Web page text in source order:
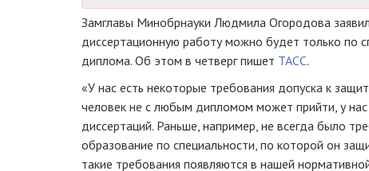
Замглавы Минобрнауки Людмила Огородова
диссертационную работу можно будет только по
диплома. Об этом в четверг пишет ТАСС.
«У нас есть некоторые требования допуска к
человек не с любым дипломом может прийти, у нас
диссертаций. Раньше, например, не всегда было
образование по специальности, по которой он
такие требования появляются в нашей